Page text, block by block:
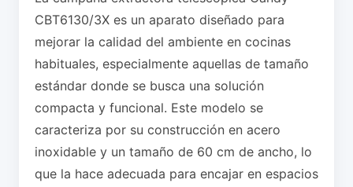
CBT6130/3X es un aparato diseñado para
mejorar la calidad del ambiente en cocinas
habituales, especialmente aquellas de tamaño
estándar donde se busca una solución
compacta y funcional. Este modelo se
caracteriza por su construcción en acero
inoxidable y un tamaño de 60 cm de ancho, lo
que la hace adecuada para encajar en espacios